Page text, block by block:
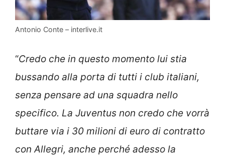
Antonio Conte – interlive.it
“Credo che in questo momento lui stia
bussando alla porta di tutti i club italiani,
senza pensare ad una squadra nello
specifico. La Juventus non credo che vorrà
buttare via i 30 milioni di euro di contratto
con Allegri, anche perché adesso la